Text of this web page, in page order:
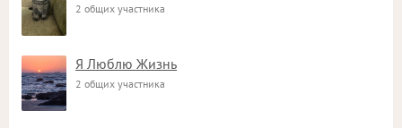
2 общих участника
Я Люблю Жизнь
2 общих участника